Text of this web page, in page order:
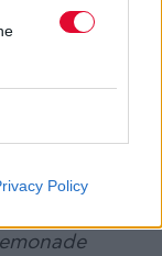
PolicyΑπό